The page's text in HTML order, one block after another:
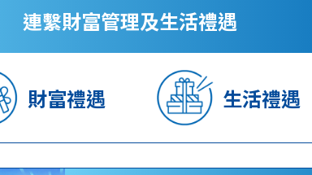
連繫財富管理及生活禮遇
財富禮遇 生活禮遇